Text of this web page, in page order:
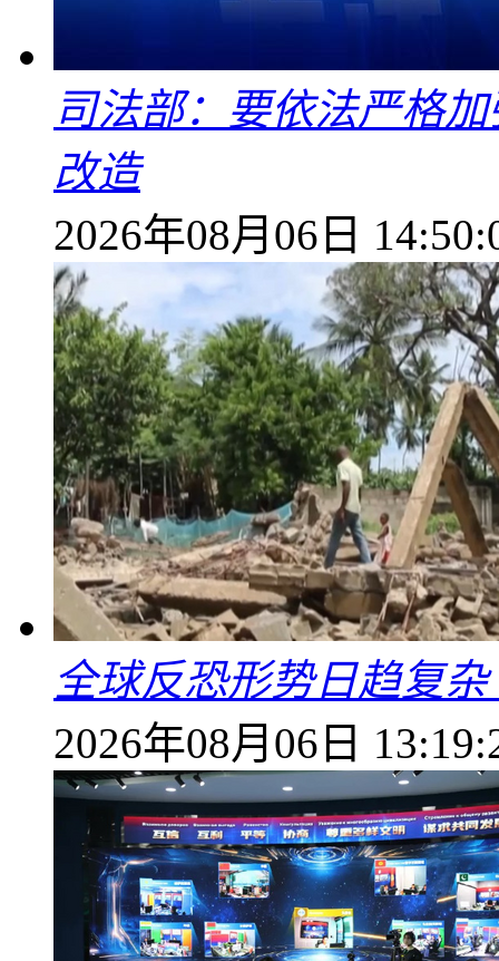
司法部：要依法严格
改造
2026年08月06日
全球反恐形势日趋复
2026年08月06日